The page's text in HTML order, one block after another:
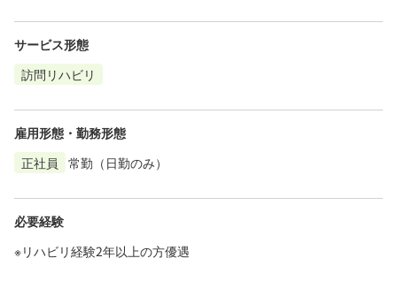
サービス形態
訪問リハビリ
雇用形態・勤務形態
正社員
常勤（日勤のみ）
必要経験
※リハビリ経験2年以上の方優遇